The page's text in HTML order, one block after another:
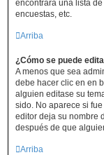
encontrará una lista
encuestas, etc.
Arriba
¿Cómo se puede
A menos que sea
debe hacer clic en en
alguien editase su
sido. No aparece si
editor deja su nombre
después de que
Arriba